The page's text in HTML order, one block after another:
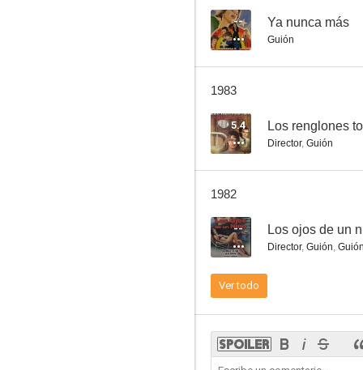
-- Ya nunca más
Guión
1983
5.4 Los renglones
Director, Guión
1982
-- Los ojos de un
Director, Guión,
Ver todo